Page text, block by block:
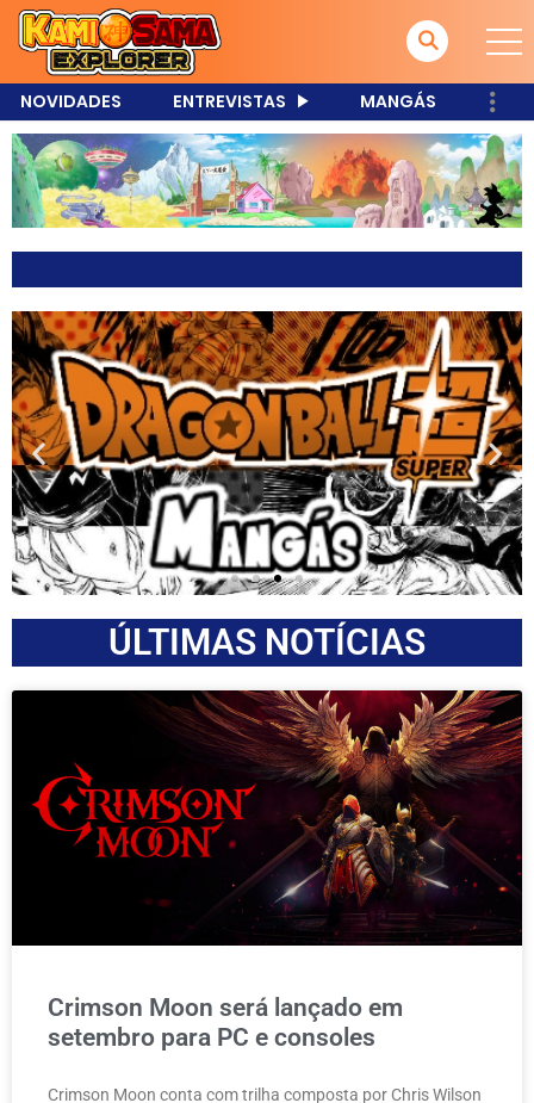
NOVIDADES ENTREVISTAS MANGÁS
ÚLTIMAS NOTÍCIAS
Crimson Moon será lançado em
setembro para PC e consoles
Crimson Moon conta com trilha composta por Chris Wilson